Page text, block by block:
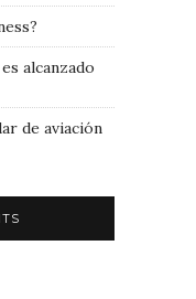
alcanzado
de aviación